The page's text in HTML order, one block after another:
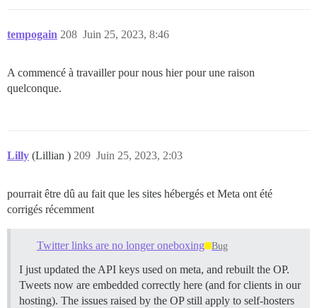
tempogain Juin 25, 2023, 8:46
208
A commencé à travailler pour nous hier pour une raison
quelconque.
Lilly (Lillian ) Juin 25, 2023, 2:03
209
pourrait être dû au fait que les sites hébergés et Meta ont été
corrigés récemment
Twitter links are no longer oneboxing Bug
I just updated the API keys used on meta, and rebuilt the OP.
Tweets now are embedded correctly here (and for clients in our
hosting). The issues raised by the OP still apply to self-hosters